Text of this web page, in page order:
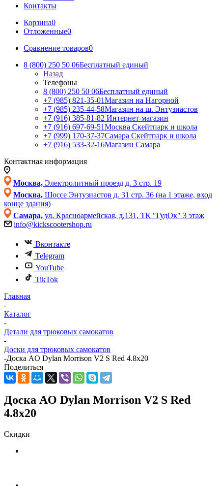
Контакты
Корзина0
Отложенные0
Сравнение товаров0
8 (800) 250 50 06Бесплатный единый
Назад
Телефоны
8 (800) 250 50 06Бесплатный единый
+7 (985) 821-35-01Магазин на Нагорной
+7 (985) 235-44-58Магазин на ш. Энтузиастов
+7 (916) 385-81-82 Интернет-магазин
+7 (916) 697-69-51Москва Скейтпарк и школа
+7 (999) 170-37-37Самара Скейтпарк и школа
+7 (916) 533-32-16Магазин Самара
Контактная информация
Москва, Электролитный проезд д. 3 стр. 19
Москва, Шоссе Энтузиастов д. 31 стр. 36 (на 1 этаже, вход
конце здания)
Самара, ул. Красноармейская, д.131, ТК "ГудОк" 3 этаж
info@kickscootershop.ru
Вконтакте
Telegram
YouTube
TikTok
Главная
-
Каталог
-
Детали для трюковых самокатов
-
Доски для трюковых самокатов
-Доска AO Dylan Morrison V2 S Red 4.8x20
Поделиться
Доска AO Dylan Morrison V2 S Red
4.8x20
Скидки